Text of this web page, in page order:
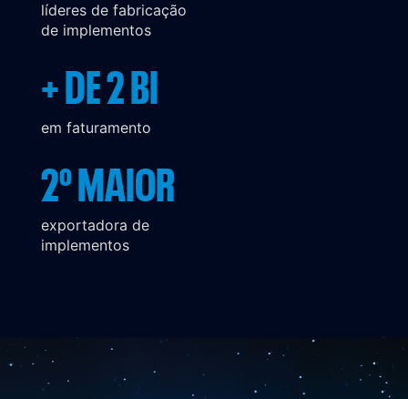
líderes de fabricação
de implementos
+ DE 2 BI
em faturamento
2º MAIOR
exportadora de
implementos